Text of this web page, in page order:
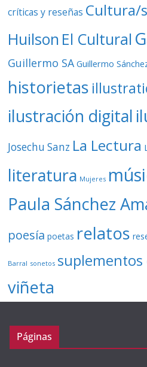
críticas y reseñas Cultura/s
Huilson El Cultural
Guillermo SA Guillermo
historietas
ilustración digital
Josechu Sanz La Lectura
literatura Mujeres
Paula Sánchez
poesía poetas relatos
Barral sonetos
viñeta
Páginas